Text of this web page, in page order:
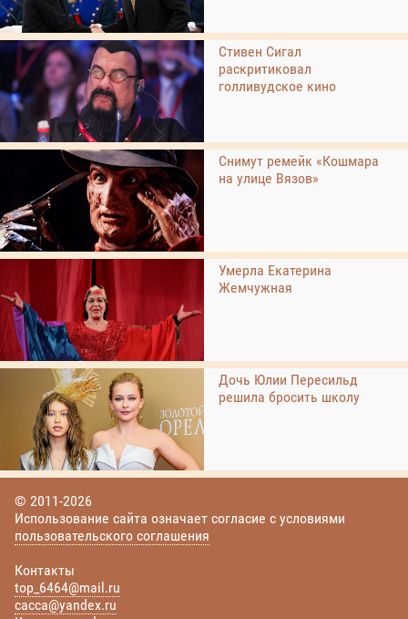
Стивен Сигал
раскритиковал
голливудское кино
Снимут ремейк «Кошмара
на улице Вязов»
Умерла Екатерина
Жемчужная
Дочь Юлии Пересильд
решила бросить школу
© 2011-2026
Использование сайта означает согласие с условиями
пользовательского соглашения
Контакты
top_6464@mail.ru
cacca@yandex.ru